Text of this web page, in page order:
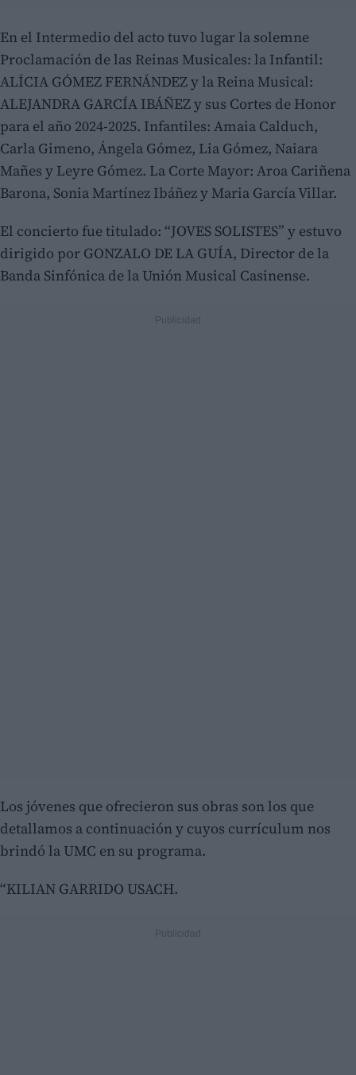
En el Intermedio del acto tuvo lugar la solemne
Proclamación de las Reinas Musicales: la Infantil:
ALÍCIA GÓMEZ FERNÁNDEZ y la Reina Musical:
ALEJANDRA GARCÍA IBÁÑEZ y sus Cortes de Honor
para el año 2024-2025. Infantiles: Amaia Calduch,
Carla Gimeno, Ángela Gómez, Lia Gómez, Naiara
Mañes y Leyre Gómez. La Corte Mayor: Aroa Cariñena
Barona, Sonia Martínez Ibáñez y Maria García Villar.
El concierto fue titulado: “JOVES SOLISTES” y estuvo
dirigido por GONZALO DE LA GUÍA, Director de la
Banda Sinfónica de la Unión Musical Casinense.
Los jóvenes que ofrecieron sus obras son los que
detallamos a continuación y cuyos currículum nos
brindó la UMC en su programa.
“KILIAN GARRIDO USACH.